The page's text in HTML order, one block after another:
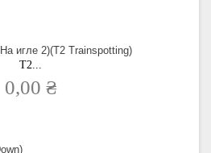
Т2...
0,00 ₴